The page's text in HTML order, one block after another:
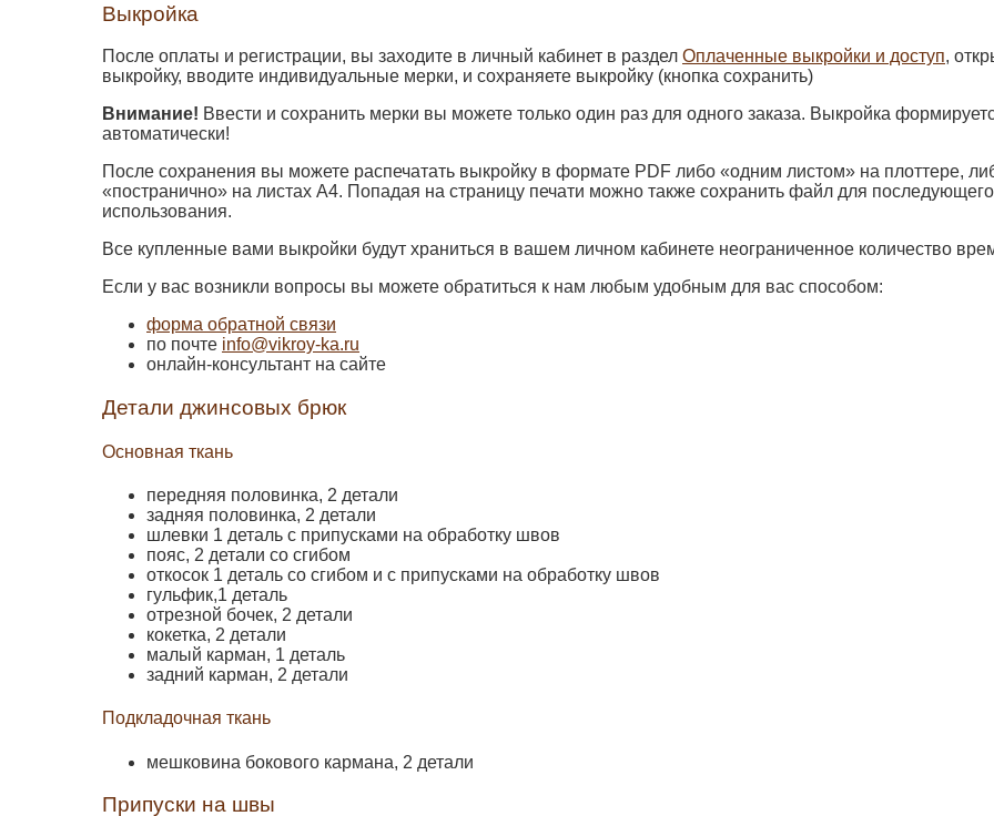
Выкройка
После оплаты и регистрации, вы заходите в личный кабинет в раздел Оплаченные выкройки и доступ,
выкройку, вводите индивидуальные мерки, и сохраняете выкройку (кнопка сохранить)
Внимание! Ввести и сохранить мерки вы можете только один раз для одного заказа. Выкройка
автоматически!
После сохранения вы можете распечатать выкройку в формате PDF либо «одним листом» на плоттере,
«постранично» на листах А4. Попадая на страницу печати можно также сохранить файл для последующего
использования.
Все купленные вами выкройки будут храниться в вашем личном кабинете неограниченное количество
Если у вас возникли вопросы вы можете обратиться к нам любым удобным для вас способом:
форма обратной связи
по почте info@vikroy-ka.ru
онлайн-консультант на сайте
Детали джинсовых брюк
Основная ткань
передняя половинка, 2 детали
задняя половинка, 2 детали
шлевки 1 деталь с припусками на обработку швов
пояс, 2 детали со сгибом
откосок 1 деталь со сгибом и с припусками на обработку швов
гульфик,1 деталь
отрезной бочек, 2 детали
кокетка, 2 детали
малый карман, 1 деталь
задний карман, 2 детали
Подкладочная ткань
мешковина бокового кармана, 2 детали
Припуски на швы